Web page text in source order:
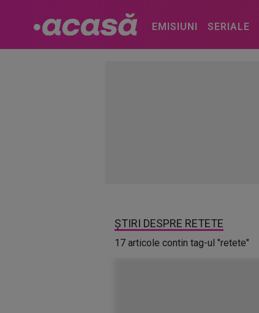
EMISIUNI SERIALE
ȘTIRI DESPRE RETETE
17 articole contin tag-ul "retete"